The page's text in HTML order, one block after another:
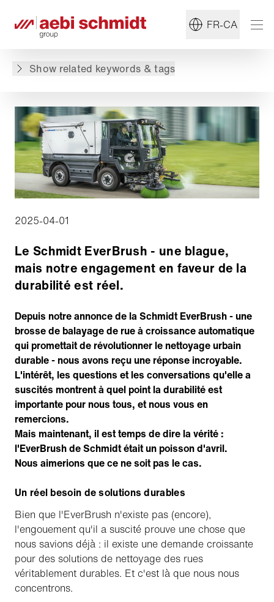
FR-CA
Show related keywords & tags
#Durabilité
2025-04-01
Le Schmidt EverBrush - une blague,
mais notre engagement en faveur de la
durabilité est réel.
Depuis notre annonce de la Schmidt EverBrush - une
brosse de balayage de rue à croissance automatique
qui promettait de révolutionner le nettoyage urbain
durable - nous avons reçu une réponse incroyable.
L'intérêt, les questions et les conversations qu'elle a
suscités montrent à quel point la durabilité est
importante pour nous tous, et nous vous en
remercions.
Mais maintenant, il est temps de dire la vérité :
l'EverBrush de Schmidt était un poisson d'avril.
Nous aimerions que ce ne soit pas le cas.
Un réel besoin de solutions durables
Bien que l'EverBrush n'existe pas (encore),
l'engouement qu'il a suscité prouve une chose que
nous savions déjà : il existe une demande croissante
pour des solutions de nettoyage des rues
véritablement durables. Et c'est là que nous nous
concentrons.